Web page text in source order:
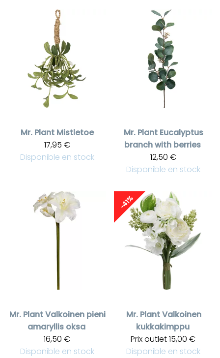
Mr. Plant Mistletoe
17,95 €
Disponible en stock
Mr. Plant Eucalyptus
branch with berries
12,50 €
Disponible en stock
Mr. PlantValkoinen pieni
amaryllis oksa
16,50 €
Disponible en stock
-41%
Mr. PlantValkoinen
kukkakimppu
Prix outlet15,00 €
Disponible en stock